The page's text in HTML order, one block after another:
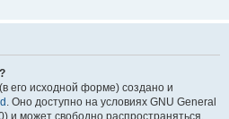
его исходной форме) создано и
. Оно доступно на условиях GNU General
и может свободно распространяться.